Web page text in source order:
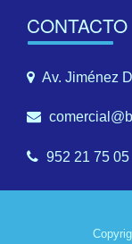
CONTACTO
Av. Jiménez
952 21 75 05